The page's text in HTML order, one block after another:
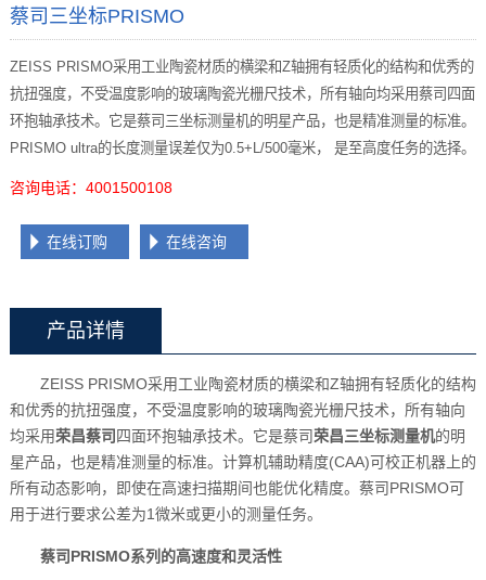
蔡司三坐标PRISMO
ZEISS PRISMO采用工业陶瓷材质的横梁和Z轴拥有轻质化的结构和优秀的
抗扭强度，不受温度影响的玻璃陶瓷光栅尺技术，所有轴向均采用蔡司四面
环抱轴承技术。它是蔡司三坐标测量机的明星产品，也是精准测量的标准。
PRISMO ultra的长度测量误差仅为0.5+L/500毫米， 是至高度任务的选择。
咨询电话：4001500108
在线订购 在线咨询
产品详情
ZEISS PRISMO采用工业陶瓷材质的横梁和Z轴拥有轻质化的结构
和优秀的抗扭强度，不受温度影响的玻璃陶瓷光栅尺技术，所有轴向
均采用荣昌蔡司 四面环抱轴承技术。它是蔡司荣昌三坐标测量机的明
星产品，也是精准测量的标准。计算机辅助精度(CAA)可校正机器上的
所有动态影响，即使在高速扫描期间也能优化精度。蔡司PRISMO可
用于进行要求公差为1微米或更小的测量任务。
蔡司PRISMO系列的高速度和灵活性